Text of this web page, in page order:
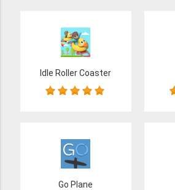
Idle Roller Coaster
Go Plane